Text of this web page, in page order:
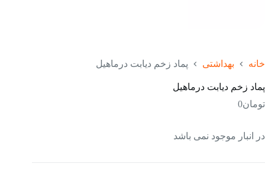
خانه بهداشتی پماد زخم دیابت درماهیل
پماد زخم دیابت درماهیل
تومان0
در انبار موجود نمی باشد